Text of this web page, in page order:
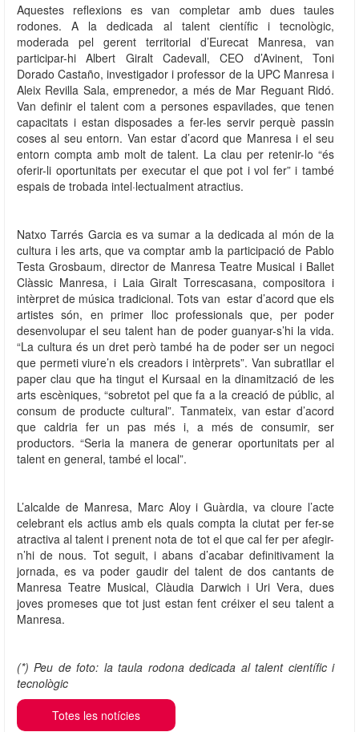
Aquestes reflexions es van completar amb dues taules
rodones. A la dedicada al talent científic i tecnològic,
moderada pel gerent territorial d’Eurecat Manresa, van
participar-hi Albert Giralt Cadevall, CEO d’Avinent, Toni
Dorado Castaño, investigador i professor de la UPC Manresa i
Aleix Revilla Sala, emprenedor, a més de Mar Reguant Ridó.
Van definir el talent com a persones espavilades, que tenen
capacitats i estan disposades a fer-les servir perquè passin
coses al seu entorn. Van estar d’acord que Manresa i el seu
entorn compta amb molt de talent. La clau per retenir-lo “és
oferir-li oportunitats per executar el que pot i vol fer” i també
espais de trobada intel·lectualment atractius.
Natxo Tarrés Garcia es va sumar a la dedicada al món de la
cultura i les arts, que va comptar amb la participació de Pablo
Testa Grosbaum, director de Manresa Teatre Musical i Ballet
Clàssic Manresa, i Laia Giralt Torrescasana, compositora i
intèrpret de música tradicional. Tots van estar d’acord que els
artistes són, en primer lloc professionals que, per poder
desenvolupar el seu talent han de poder guanyar-s’hi la vida.
“La cultura és un dret però també ha de poder ser un negoci
que permeti viure’n els creadors i intèrprets”. Van subratllar el
paper clau que ha tingut el Kursaal en la dinamització de les
arts escèniques, “sobretot pel que fa a la creació de públic, al
consum de producte cultural”. Tanmateix, van estar d’acord
que caldria fer un pas més i, a més de consumir, ser
productors. “Seria la manera de generar oportunitats per al
talent en general, també el local”.
L’alcalde de Manresa, Marc Aloy i Guàrdia, va cloure l’acte
celebrant els actius amb els quals compta la ciutat per fer-se
atractiva al talent i prenent nota de tot el que cal fer per afegir-
n’hi de nous. Tot seguit, i abans d’acabar definitivament la
jornada, es va poder gaudir del talent de dos cantants de
Manresa Teatre Musical, Clàudia Darwich i Uri Vera, dues
joves promeses que tot just estan fent créixer el seu talent a
Manresa.
(*) Peu de foto: la taula rodona dedicada al talent científic i
tecnològic
Totes les notícies